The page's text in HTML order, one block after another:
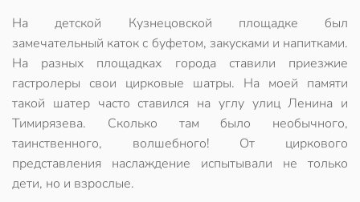
На детской Кузнецовской площадке был
замечательный каток с буфетом, закусками и напитками.
На разных площадках города ставили приезжие
гастролеры свои цирковые шатры. На моей памяти
такой шатер часто ставился на углу улиц Ленина и
Тимирязева. Сколько там было необычного,
таинственного, волшебного! От циркового
представления наслаждение испытывали не только
дети, но и взрослые.